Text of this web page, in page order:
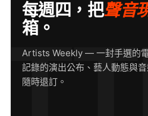
每週四，把聲音
箱。
Artists Weekly — 一封手選的
記錄的演出公布、藝人動態與
隨時退訂。